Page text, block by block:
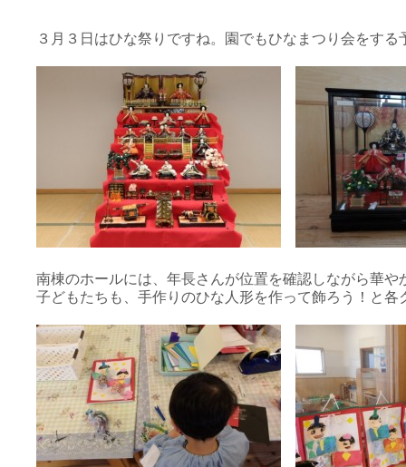
３月３日はひな祭りですね。園でもひなまつり会をする
南棟のホールには、年長さんが位置を確認しながら華
子どもたちも、手作りのひな人形を作って飾ろう！と